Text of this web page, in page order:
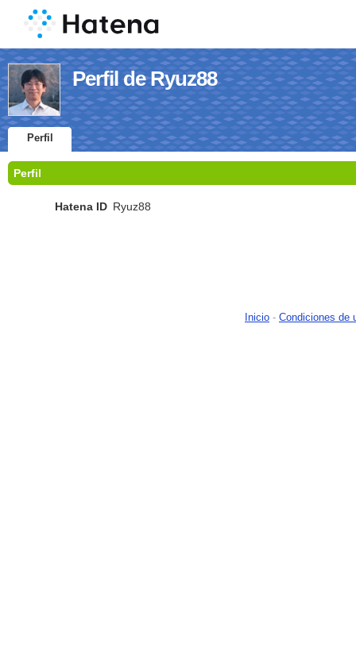
Perfil de Ryuz88
Perfil
Perfil
Hatena ID Ryuz88
Inicio - Condiciones de